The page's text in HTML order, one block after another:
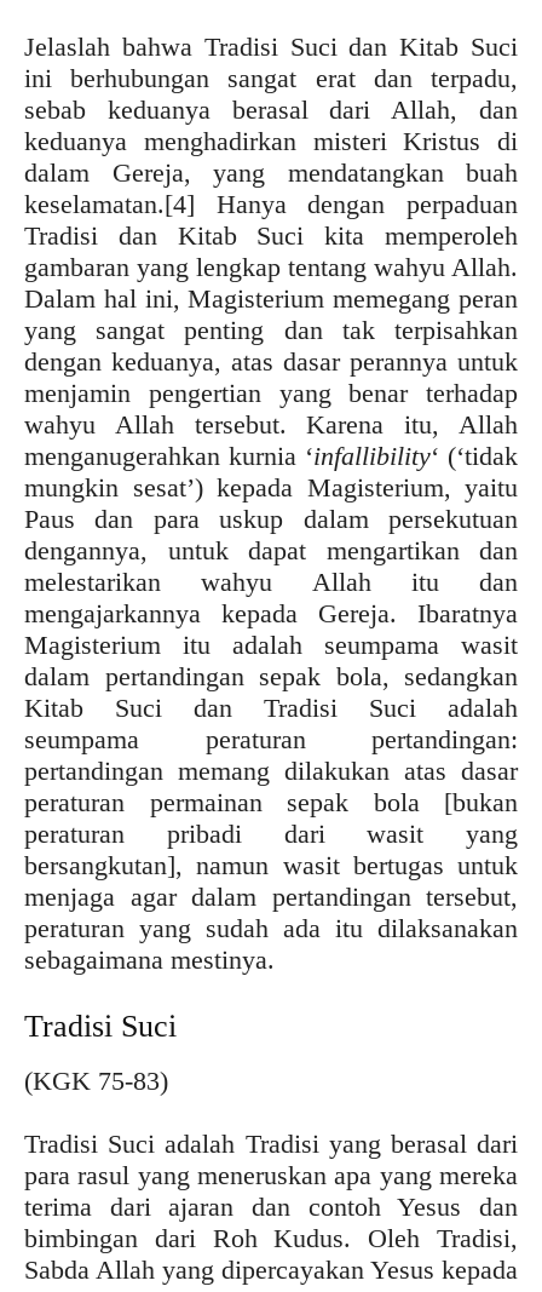
Jelaslah bahwa Tradisi Suci dan Kitab Suci
ini berhubungan sangat erat dan terpadu,
sebab keduanya berasal dari Allah, dan
keduanya menghadirkan misteri Kristus di
dalam Gereja, yang mendatangkan buah
keselamatan.[4] Hanya dengan perpaduan
Tradisi dan Kitab Suci kita memperoleh
gambaran yang lengkap tentang wahyu Allah.
Dalam hal ini, Magisterium memegang peran
yang sangat penting dan tak terpisahkan
dengan keduanya, atas dasar perannya untuk
menjamin pengertian yang benar terhadap
wahyu Allah tersebut. Karena itu, Allah
menganugerahkan kurnia ‘infallibility‘ (‘tidak
mungkin sesat’) kepada Magisterium, yaitu
Paus dan para uskup dalam persekutuan
dengannya, untuk dapat mengartikan dan
melestarikan wahyu Allah itu dan
mengajarkannya kepada Gereja. Ibaratnya
Magisterium itu adalah seumpama wasit
dalam pertandingan sepak bola, sedangkan
Kitab Suci dan Tradisi Suci adalah
seumpama peraturan pertandingan:
pertandingan memang dilakukan atas dasar
peraturan permainan sepak bola [bukan
peraturan pribadi dari wasit yang
bersangkutan], namun wasit bertugas untuk
menjaga agar dalam pertandingan tersebut,
peraturan yang sudah ada itu dilaksanakan
sebagaimana mestinya.
Tradisi Suci
(KGK 75-83)
Tradisi Suci adalah Tradisi yang berasal dari
para rasul yang meneruskan apa yang mereka
terima dari ajaran dan contoh Yesus dan
bimbingan dari Roh Kudus. Oleh Tradisi,
Sabda Allah yang dipercayakan Yesus kepada